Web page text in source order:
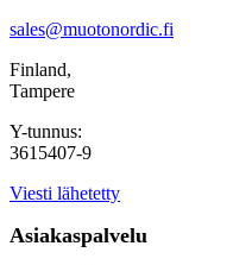
sales@muotonordic.fi
Finland,
Tampere
Y-tunnus:
3615407-9
Viesti lähetetty
Asiakaspalvelu